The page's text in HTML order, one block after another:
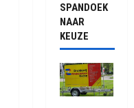
SPANDOEK
NAAR
KEUZE